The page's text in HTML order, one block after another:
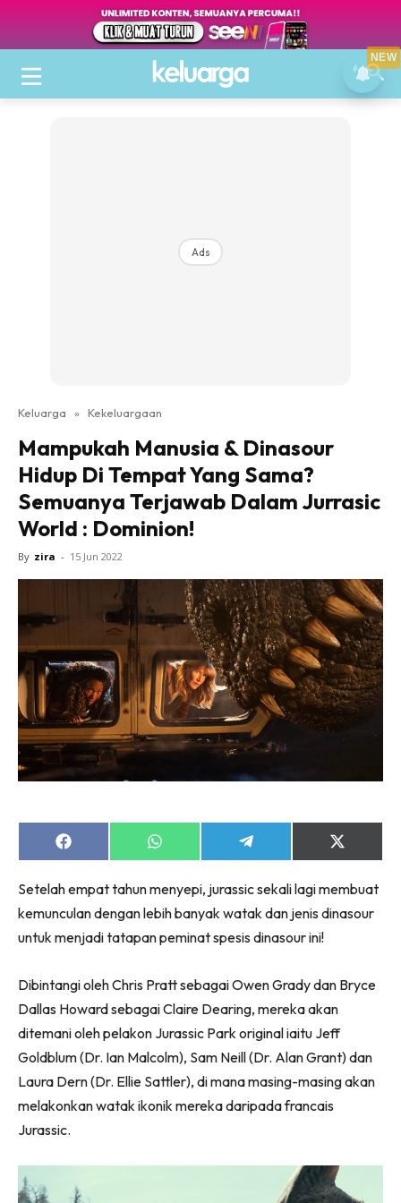
Ads
Keluarga » Kekeluargaan
Mampukah Manusia & Dinasour
Hidup Di Tempat Yang Sama?
Semuanya Terjawab Dalam Jurrasic
World : Dominion!
By zira - 15 Jun 2022
Share
on
Share
on
Share
on
Share
on
(Twitter)
Setelah empat tahun menyepi, jurassic sekali lagi membuat
kemunculan dengan lebih banyak watak dan jenis dinasour
untuk menjadi tatapan peminat spesis dinasour ini!
Dibintangi oleh Chris Pratt sebagai Owen Grady dan Bryce
Dallas Howard sebagai Claire Dearing, mereka akan
ditemani oleh pelakon Jurassic Park original iaitu Jeff
Goldblum (Dr. Ian Malcolm), Sam Neill (Dr. Alan Grant) dan
Laura Dern (Dr. Ellie Sattler), di mana masing-masing akan
melakonkan watak ikonik mereka daripada francais
Jurassic.
NEW